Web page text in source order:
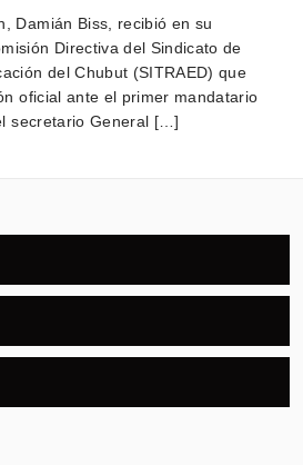
Damián Biss, recibió en su
Directiva del Sindicato de
del Chubut (SITRAED) que
oficial ante el primer mandatario
secretario General […]